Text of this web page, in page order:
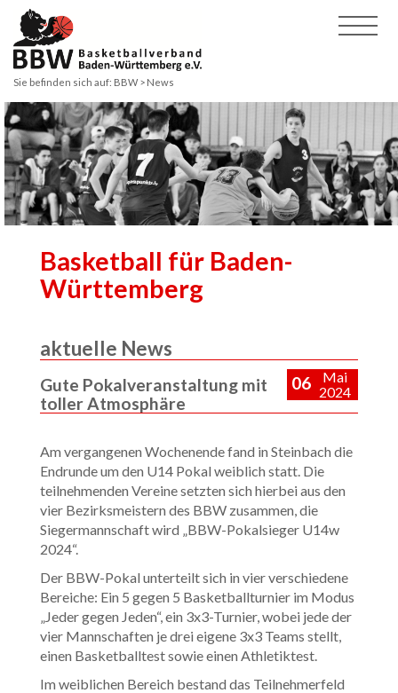
Sie befinden sich auf: BBW> News
Basketball für Baden-
Württemberg
aktuelle News
Gute Pokalveranstaltung mit
toller Atmosphäre
Am vergangenen Wochenende fand in Steinbach die
Endrunde um den U14 Pokal weiblich statt. Die
teilnehmenden Vereine setzten sich hierbei aus den
vier Bezirksmeistern des BBW zusammen, die
Siegermannschaft wird „BBW-Pokalsieger U14w
2024“.
Der BBW-Pokal unterteilt sich in vier verschiedene
Bereiche: Ein 5 gegen 5 Basketballturnier im Modus
„Jeder gegen Jeden“, ein 3x3-Turnier, wobei jede der
vier Mannschaften je drei eigene 3x3 Teams stellt,
einen Basketballtest sowie einen Athletiktest.
Im weiblichen Bereich bestand das Teilnehmerfeld
06
Mai
2024